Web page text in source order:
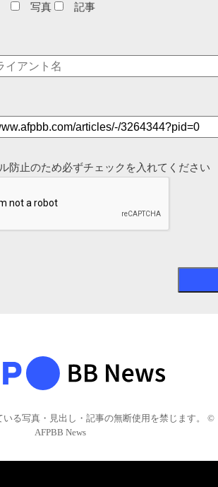
写真 記事
防止のため必ずチェックを入れてください
いる写真・見出し・記事の無断使用を禁じます。 ©
AFPBB News